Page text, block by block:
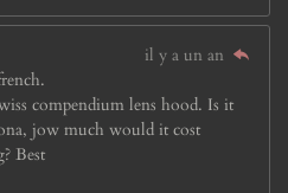
il y a un an
compendium lens hood. Is it
jow much would it cost
Best